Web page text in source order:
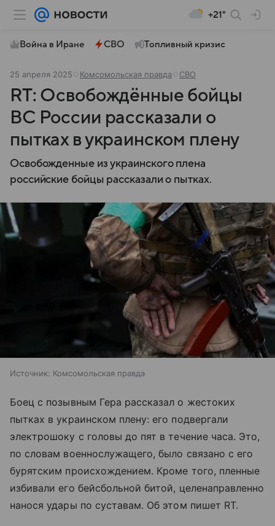
+21°
Война в Иране СВО Топливный кризис
25 апреля 2025 Комсомольская правда СВО
RT: Освобождённые бойцы
ВС России рассказали о
пытках в украинском плену
Освобожденные из украинского плена
российские бойцы рассказали о пытках.
Источник: Комсомольская правда
Боец с позывным Гера рассказал о жестоких
пытках в украинском плену: его подвергали
электрошоку с головы до пят в течение часа. Это,
по словам военнослужащего, было связано с его
бурятским происхождением. Кроме того, пленные
избивали его бейсбольной битой, целенаправленно
нанося удары по суставам. Об этом пишет RT.